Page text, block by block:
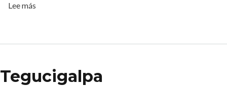
Lee más
Tegucigalpa